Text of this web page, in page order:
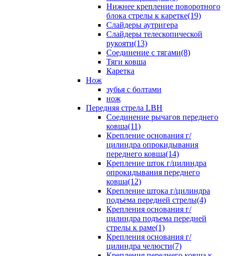
Нижнее крепление поворотного
блока стрелы к каретке(19)
Слайдеры аутригера
Слайдеры телескопической
рукояти(13)
Соединение с тягами(8)
Тяги ковша
Каретка
Нож
зубья с болтами
нож
Передняя стрела LBH
Cоединение рычагов переднего
ковша(11)
Крепление основания г/
цилиндра опрокидывания
переднего ковша(14)
Крепление шток г/цилиндра
опрокидывания переднего
ковша(12)
Крепление штока г/цилиндра
подъема передней стрелы(4)
Крепления основания г/
цилиндра подъема передней
стрелы к раме(1)
Крепления основания г/
цилиндра челюсти(7)